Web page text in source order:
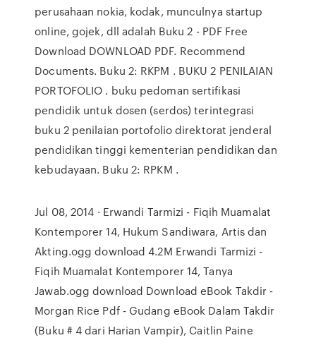
perusahaan nokia, kodak, munculnya startup
online, gojek, dll adalah Buku 2 - PDF Free
Download DOWNLOAD PDF. Recommend
Documents. Buku 2: RKPM . BUKU 2 PENILAIAN
PORTOFOLIO . buku pedoman sertifikasi
pendidik untuk dosen (serdos) terintegrasi
buku 2 penilaian portofolio direktorat jenderal
pendidikan tinggi kementerian pendidikan dan
kebudayaan. Buku 2: RPKM .
Jul 08, 2014 · Erwandi Tarmizi - Fiqih Muamalat
Kontemporer 14, Hukum Sandiwara, Artis dan
Akting.ogg download 4.2M Erwandi Tarmizi -
Fiqih Muamalat Kontemporer 14, Tanya
Jawab.ogg download Download eBook Takdir -
Morgan Rice Pdf - Gudang eBook Dalam Takdir
(Buku # 4 dari Harian Vampir), Caitlin Paine